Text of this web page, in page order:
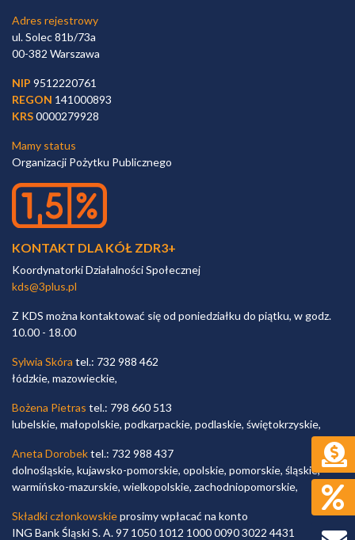
Adres rejestrowy
ul. Solec 81b/73a
00-382 Warszawa
NIP 9512220761
REGON 141000893
KRS0000279928
Mamy status
Organizacji Pożytku Publicznego
KONTAKT DLA KÓŁ ZDR3+
Koordynatorki Działalności Społecznej
kds@3plus.pl
Z KDS można kontaktować się od poniedziałku do piątku, w godz.
10.00 - 18.00
Sylwia Skóra tel.: 732 988 462
łódzkie, mazowieckie,
Bożena Pietras tel.: 798 660 513
lubelskie, małopolskie, podkarpackie, podlaskie, świętokrzyskie,
Aneta Dorobektel.: 732 988 437
dolnośląskie, kujawsko-pomorskie, opolskie, pomorskie, śląskie,
warmińsko-mazurskie, wielkopolskie, zachodniopomorskie,
Składki członkowskieprosimy wpłacać na konto
ING Bank Śląski S. A. 97 1050 1012 1000 0090 3022 4431